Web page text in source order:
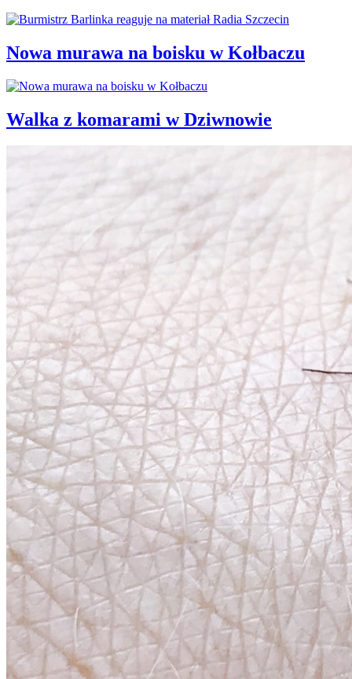
Nowa murawa na boisku w Kołbaczu
Walka z komarami w Dziwnowie